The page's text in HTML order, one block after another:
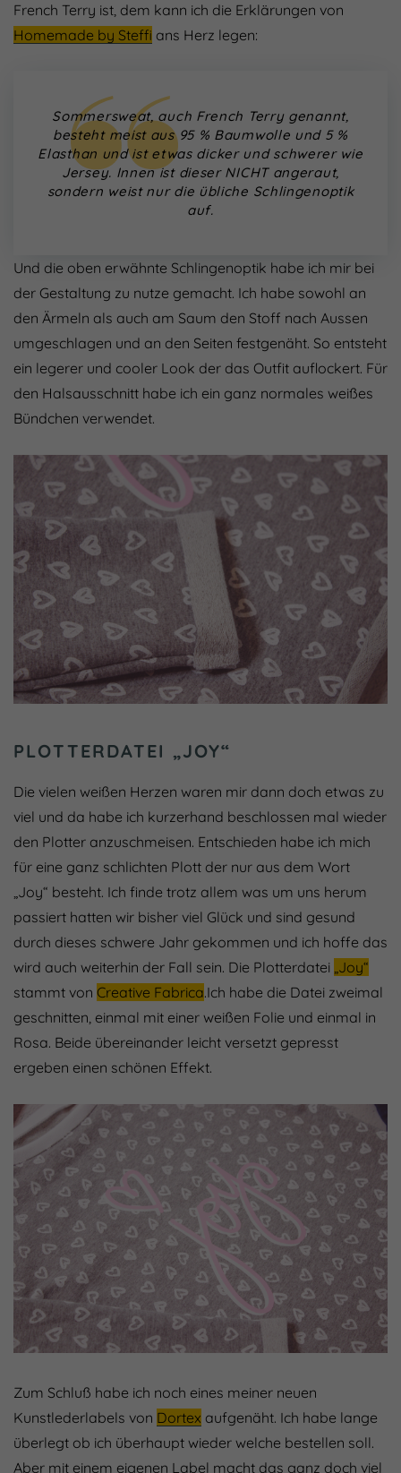
French Terry ist, dem kann ich die Erklärungen von
Homemade by Steffi ans Herz legen:
Sommersweat, auch French Terry genannt,
besteht meist aus 95 % Baumwolle und 5 %
Elasthan und ist etwas dicker und schwerer wie
Jersey. Innen ist dieser NICHT angeraut,
sondern weist nur die übliche Schlingenoptik
auf.
Und die oben erwähnte Schlingenoptik habe ich mir bei
der Gestaltung zu nutze gemacht. Ich habe sowohl an
den Ärmeln als auch am Saum den Stoff nach Aussen
umgeschlagen und an den Seiten festgenäht. So entsteht
ein legerer und cooler Look der das Outfit auflockert. Für
den Halsausschnitt habe ich ein ganz normales weißes
Bündchen verwendet.
PLOTTERDATEI „JOY“
Die vielen weißen Herzen waren mir dann doch etwas zu
viel und da habe ich kurzerhand beschlossen mal wieder
den Plotter anzuschmeisen. Entschieden habe ich mich
für eine ganz schlichten Plott der nur aus dem Wort
„Joy“ besteht. Ich finde trotz allem was um uns herum
passiert hatten wir bisher viel Glück und sind gesund
durch dieses schwere Jahr gekommen und ich hoffe das
wird auch weiterhin der Fall sein. Die Plotterdatei „Joy“
stammt von Creative Fabrica.Ich habe die Datei zweimal
geschnitten, einmal mit einer weißen Folie und einmal in
Rosa. Beide übereinander leicht versetzt gepresst
ergeben einen schönen Effekt.
Zum Schluß habe ich noch eines meiner neuen
Kunstlederlabels von Dortex aufgenäht. Ich habe lange
überlegt ob ich überhaupt wieder welche bestellen soll.
Aber mit einem eigenen Label macht das ganz doch viel